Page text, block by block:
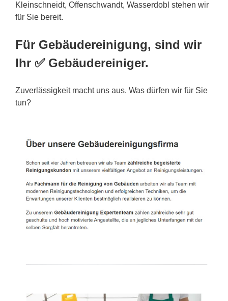
Kleinschneidt, Offenschwandt, Wasserdobl stehen wir
für Sie bereit.
Für Gebäudereinigung, sind wir
Ihr ✅ Gebäudereiniger.
Zuverlässigkeit macht uns aus. Was dürfen wir für Sie
tun?